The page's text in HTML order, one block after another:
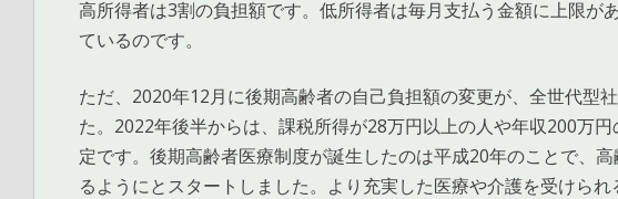
高所得者は3割の負担額です。低所得者は毎月支払う金額に上限が
ているのです。
ただ、2020年12月に後期高齢者の自己負担額の変更が、全世代型
た。2022年後半からは、課税所得が28万円以上の人や年収200万
定です。後期高齢者医療制度が誕生したのは平成20年のことで、
るようにとスタートしました。より充実した医療や介護を受けら